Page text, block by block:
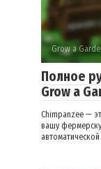
Grow a
Полное
Grow a
Chimpanzee —
вашу